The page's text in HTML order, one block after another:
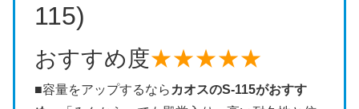
115)
おすすめ度★★★★★
■容量をアップするなら カオスのS-115がおすす